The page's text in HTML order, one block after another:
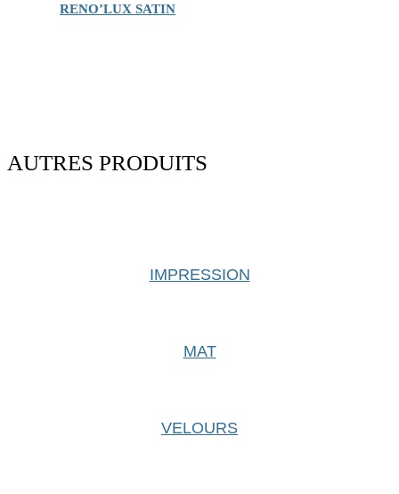
RENO’LUX SATIN
AUTRES PRODUITS
IMPRESSION
MAT
VELOURS